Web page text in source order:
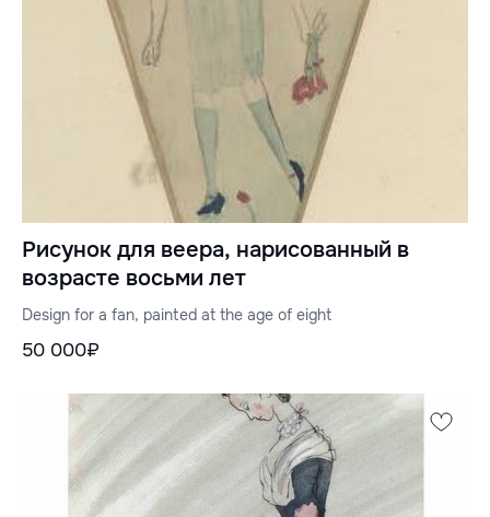
Рисунок для веера, нарисованный в
возрасте восьми лет
Design for a fan, painted at the age of eight
50 000₽